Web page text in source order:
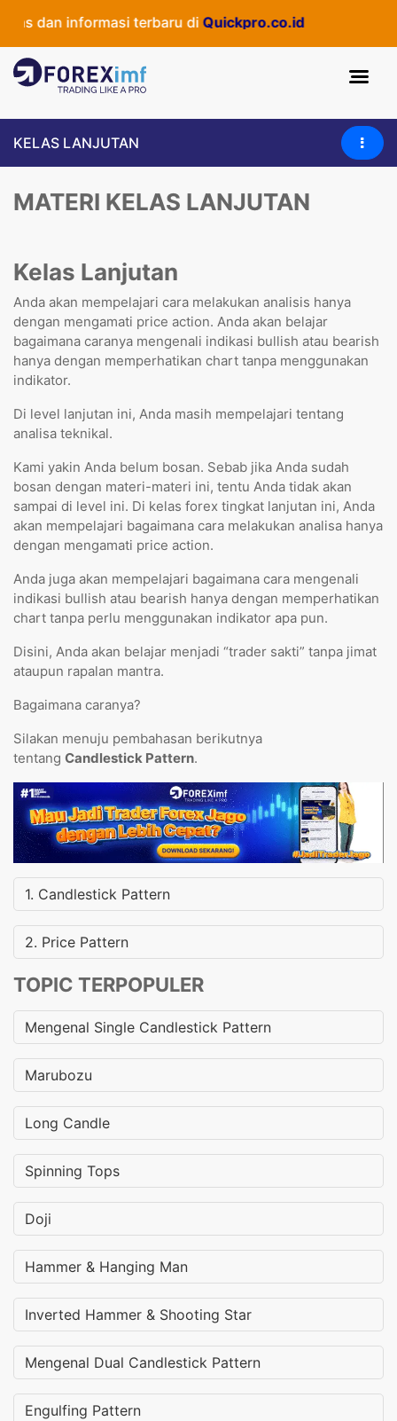
dan informasi terbaru diQuickpro.co.id
KELAS LANJUTAN
MATERI KELAS LANJUTAN
Kelas Lanjutan
Anda akan mempelajari cara melakukan analisis hanya
dengan mengamati price action. Anda akan belajar
bagaimana caranya mengenali indikasi bullish atau bearish
hanya dengan memperhatikan chart tanpa menggunakan
indikator.
Di level lanjutan ini, Anda masih mempelajari tentang
analisa teknikal.
Kami yakin Anda belum bosan. Sebab jika Anda sudah
bosan dengan materi-materi ini, tentu Anda tidak akan
sampai di level ini. Di kelas forex tingkat lanjutan ini, Anda
akan mempelajari bagaimana cara melakukan analisa hanya
dengan mengamati price action.
Anda juga akan mempelajari bagaimana cara mengenali
indikasi bullish atau bearish hanya dengan memperhatikan
chart tanpa perlu menggunakan indikator apa pun.
Disini, Anda akan belajar menjadi “trader sakti” tanpa jimat
ataupun rapalan mantra.
Bagaimana caranya?
Silakan menuju pembahasan berikutnya
tentang Candlestick Pattern.
1. Candlestick Pattern
2. Price Pattern
TOPIC TERPOPULER
Mengenal Single Candlestick Pattern
Marubozu
Long Candle
Spinning Tops
Doji
Hammer & Hanging Man
Inverted Hammer & Shooting Star
Mengenal Dual Candlestick Pattern
Engulfing Pattern